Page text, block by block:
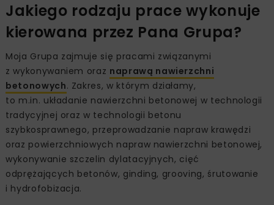
Jakiego rodzaju prace wykonuje
kierowana przez Pana Grupa?
Moja Grupa zajmuje się pracami związanymi
z wykonywaniem oraz naprawą nawierzchni
betonowych. Zakres, w którym działamy,
to m.in. układanie nawierzchni betonowej w technologii
tradycyjnej oraz w technologii betonu
szybkosprawnego, przeprowadzanie napraw krawędzi
oraz powierzchniowych napraw nawierzchni betonowej,
wykonywanie szczelin dylatacyjnych, cięć
odprężających betonów, ginding, grooving, śrutowanie
i hydrofobizacja.